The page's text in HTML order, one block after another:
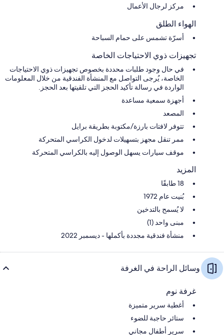
مركز لرجال الأعمال
الهواء الطلق
أسرّة تشمس على حمام السباحة
تجهيزات ذوي الاحتياجات الخاصة
في حال وجود طلبات محددة بخصوص تجهيزات ذوي الاحتياجات
الخاصة، يُرجى التواصل مع المنشأة الفندقية من خلال المعلومات
الواردة في رسالة تأكيد الحجز التي تلقيتها بعد الحجز.
أجهزة سمعية مساعدة
المصعد
تتوفر لافتات بارزة/مكتوبة بطريقة برايل
ممر تنقل مجهز بتسهيلات لدخول الكراسي المتحركة
موقف سيارات يسهل الوصول إليه بالكراسي المتحركة
المزيد
18 طابقًا
بُنيت عام 1972
لا يُسمح بالتدخين
مبنى واحد (1)
منشأة فندقية مجددة بأكملها - ديسمبر 2022
وسائل الراحة في الغرفة
غرفة نوم
أغطية سرير متميزة
ستائر حاجبة للضوء
سرير أطفال مجاني